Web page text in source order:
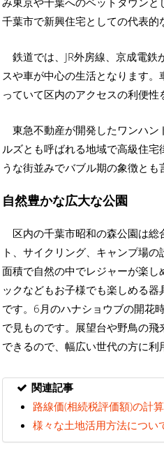
千葉市で新興住宅としての代表的
鉄道では、JR外房線、京成電
スや車が中心の生活となります
っていて区内のアクセスの利便性
東急不動産が開発したワンハン
ルズとも呼ばれる地域で高級住
うな街並みでバブル期の象徴とも
自然豊かな広大な公園
区内の千葉市昭和の森公園は
ト、サイクリング、キャンプ場
面積で自然の中でレジャーが楽
ックなどもお子様でも楽しめる
です。6月のハナショウブの開花
で見ものです。展望台や野鳥の
できるので、幅広い世代の方に利
関連記事
路線価(相続税評価額)の計
様々な土地活用方法につい